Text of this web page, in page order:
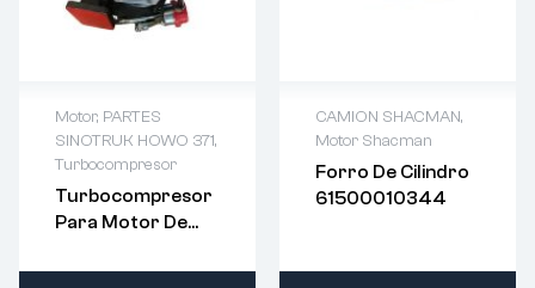
Motor, PARTES
SINOTRUK HOWO 371,
Turbocompresor
Turbocompresor
Para Motor De
VG1560118229
CAMION SHACMAN,
Motor Shacman
Forro De Cilindro
61500010344